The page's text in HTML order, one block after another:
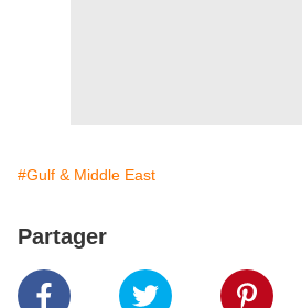
#Gulf & Middle East
Partager